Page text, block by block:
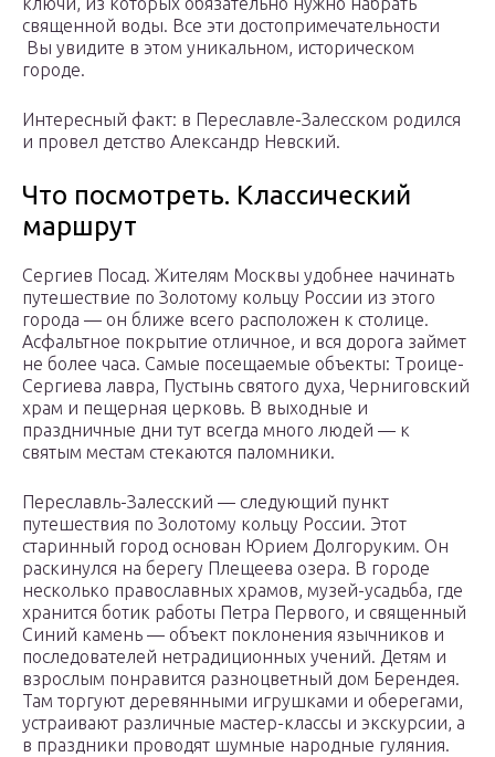
священной воды. Все эти достопримечательности
Вы увидите в этом уникальном, историческом
городе.
Интересный факт: в Переславле-Залесском родился
и провел детство Александр Невский.
Что посмотреть. Классический
маршрут
Сергиев Посад. Жителям Москвы удобнее начинать
путешествие по Золотому кольцу России из этого
города — он ближе всего расположен к столице.
Асфальтное покрытие отличное, и вся дорога займет
не более часа. Самые посещаемые объекты: Троице-
Сергиева лавра, Пустынь святого духа, Черниговский
храм и пещерная церковь. В выходные и
праздничные дни тут всегда много людей — к
святым местам стекаются паломники.
Переславль-Залесский — следующий пункт
путешествия по Золотому кольцу России. Этот
старинный город основан Юрием Долгоруким. Он
раскинулся на берегу Плещеева озера. В городе
несколько православных храмов, музей-усадьба, где
хранится ботик работы Петра Первого, и священный
Синий камень — объект поклонения язычников и
последователей нетрадиционных учений. Детям и
взрослым понравится разноцветный дом Берендея.
Там торгуют деревянными игрушками и оберегами,
устраивают различные мастер-классы и экскурсии, а
в праздники проводят шумные народные гуляния.